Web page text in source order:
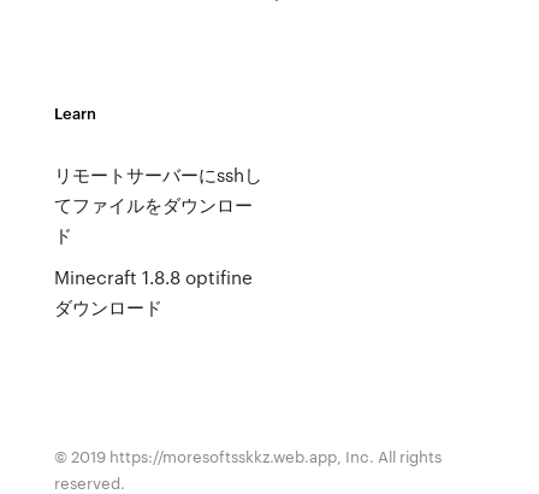
Learn
リモートサーバーにsshし
てファイルをダウンロー
ド
Minecraft 1.8.8 optifine
ダウンロード
© 2019 https://moresoftsskkz.web.app, Inc. All rights
reserved.